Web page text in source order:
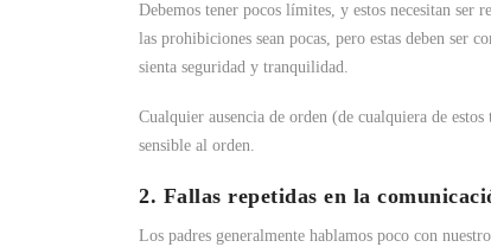
Debemos tener pocos límites, y estos necesitan ser
las prohibiciones sean pocas, pero estas deben ser
sienta seguridad y tranquilidad.
Cualquier ausencia de orden (de cualquiera de
sensible al orden.
2. Fallas repetidas en la
Los padres generalmente hablamos poco con